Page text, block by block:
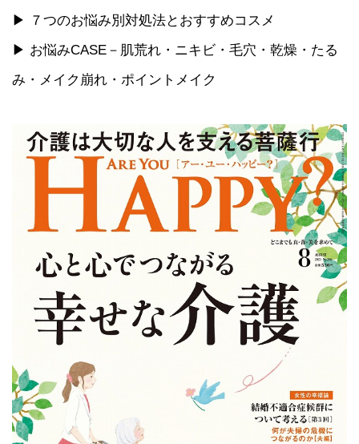
▶ ７つのお悩み別対処法とおすすめコスメ
▶ お悩みCASE－肌荒れ・ニキビ・毛穴・乾燥・たる
み・メイク崩れ・ポイントメイク